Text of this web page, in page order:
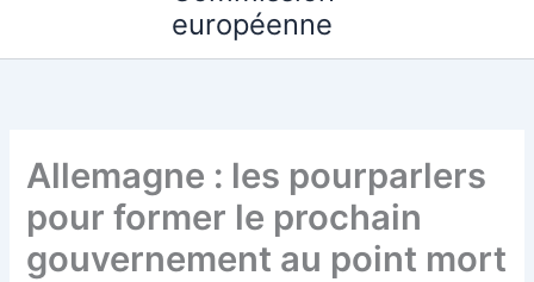
européenne
Allemagne : les pourparlers
pour former le prochain
gouvernement au point mort